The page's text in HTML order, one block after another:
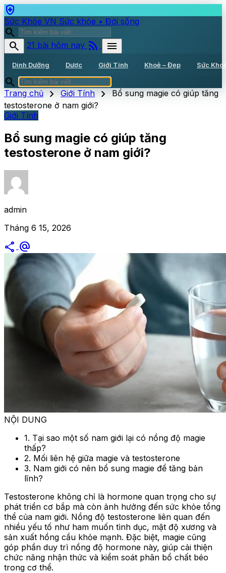
health_and_safety
Sức Khỏe VN Sức khỏe • Đời sống
search
search
21 bài hôm nay rss_feed menu
Dinh Dưỡng Dược Giới Tính Khoẻ – Đẹp Sức
search
Trang chủ chevron_right Giới Tính chevron_right Bổ sung magie có giúp tăng
testosterone ở nam giới?
Giới Tính
Bổ sung magie có giúp tăng
testosterone ở nam giới?
admin
Tháng 6 15, 2026
share alternate_email
NỘI DUNG
1. Tại sao một số nam giới lại có nồng độ magie
thấp?
2. Mối liên hệ giữa magie và testosterone
3. Nam giới có nên bổ sung magie để tăng bản
lĩnh?
Testosterone không chỉ là hormone quan trọng cho sự
phát triển cơ bắp mà còn ảnh hưởng đến sức khỏe tổng
thể của nam giới. Nồng độ testosterone liên quan đến
nhiều yếu tố như ham muốn tình dục, mật độ xương và
sản xuất hồng cầu khỏe mạnh. Đặc biệt, magie cũng
góp phần duy trì nồng độ hormone này, giúp cải thiện
chức năng nhận thức và kiểm soát phân bổ chất béo
trong cơ thể.